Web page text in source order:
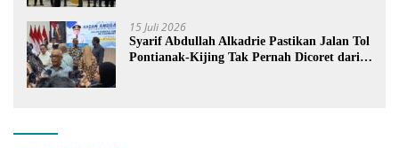
15 Juli 2026
Syarif Abdullah Alkadrie Pastikan Jalan Tol
Pontianak-Kijing Tak Pernah Dicoret dari